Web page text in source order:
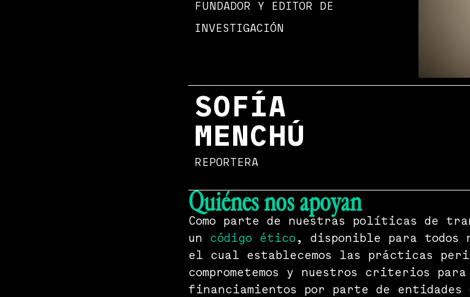
FUNDADOR Y EDITOR DE
INVESTIGACIÓN
SOFÍA
MENCHÚ
REPORTERA
Quiénes nos apoyan
Como parte de nuestras políticas de
un código ético , disponible para todos
el cual establecemos las prácticas
comprometemos y nuestros criterios
financiamientos por parte de entidades